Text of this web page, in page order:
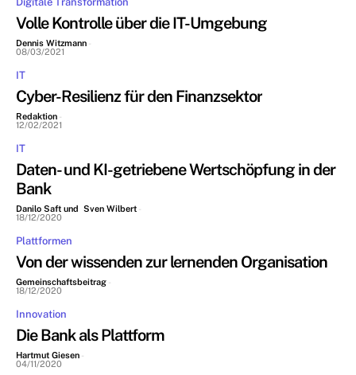
Volle Kontrolle über die IT-Umgebung
Dennis Witzmann -
08/03/2021
IT
Cyber-Resilienz für den Finanzsektor
Redaktion -
12/02/2021
IT
Daten- und KI-getriebene Wertschöpfung in der
Bank
Danilo Saft und Sven Wilbert -
18/12/2020
Plattformen
Von der wissenden zur lernenden Organisation
Gemeinschaftsbeitrag -
18/12/2020
Innovation
Die Bank als Plattform
Hartmut Giesen -
04/11/2020